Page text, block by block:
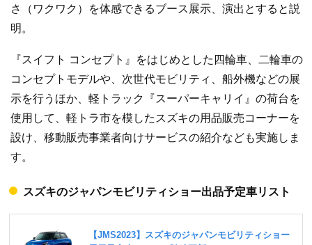
さ（ワクワク）を体感できるブース展示、演出とすると説
明。
『スイフト コンセプト』をはじめとした四輪車、二輪車の
コンセプトモデルや、次世代モビリティ、船外機などの展
示を行うほか、軽トラック『スーパーキャリイ』の荷台を
使用して、軽トラ市を模したスズキの用品販売コーナーを
設け、移動販売事業者向けサービスの紹介なども実施しま
す。
スズキのジャパンモビリティショー出品予定車リスト